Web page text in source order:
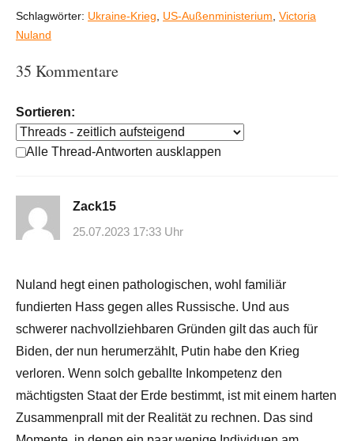
Schlagwörter: Ukraine-Krieg, US-Außenministerium, Victoria
Nuland
35 Kommentare
Sortieren:
Alle Thread-Antworten ausklappen
Zack15
25.07.2023 17:33 Uhr
Nuland hegt einen pathologischen, wohl familiär
fundierten Hass gegen alles Russische. Und aus
schwerer nachvollziehbaren Gründen gilt das auch für
Biden, der nun herumerzählt, Putin habe den Krieg
verloren. Wenn solch geballte Inkompetenz den
mächtigsten Staat der Erde bestimmt, ist mit einem harten
Zusammenprall mit der Realität zu rechnen. Das sind